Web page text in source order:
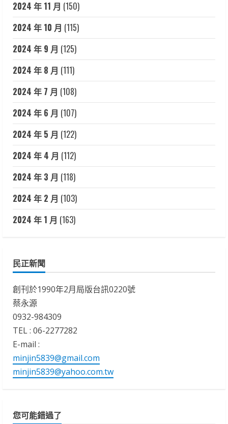
2024 年 11 月 (150)
2024 年 10 月 (115)
2024 年 9 月 (125)
2024 年 8 月 (111)
2024 年 7 月 (108)
2024 年 6 月 (107)
2024 年 5 月 (122)
2024 年 4 月 (112)
2024 年 3 月 (118)
2024 年 2 月 (103)
2024 年 1 月 (163)
民正新聞
創刊於1990年2月局版台訊0220號
蔡永源
0932-984309
TEL : 06-2277282
E-mail :
minjin5839@gmail.com
minjin5839@yahoo.com.tw
您可能錯過了